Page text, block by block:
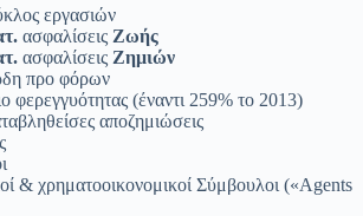
εργασιών
ασφαλίσεις Ζωής
ασφαλίσεις Ζημιών
προ φόρων
φερεγγυότητας (έναντι 259% το 2013)
αποζημιώσεις
& χρηματοοικονομικοί Σύμβουλοι («Agents